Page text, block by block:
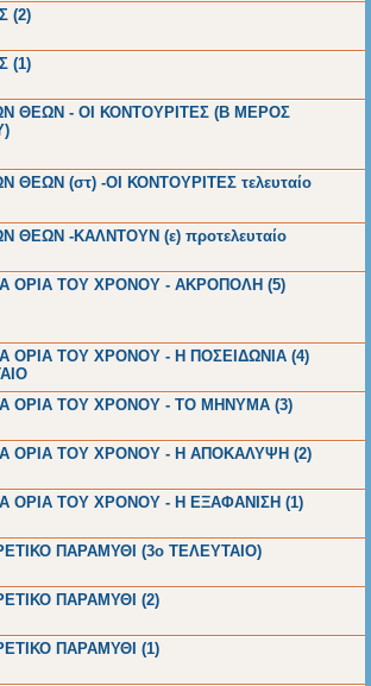
(2)
(1)
ΘΕΩΝ - ΟΙ ΚΟΝΤΟΥΡΙΤΕΣ (Β ΜΕΡΟΣ
ΘΕΩΝ (στ) -ΟΙ ΚΟΝΤΟΥΡΙΤΕΣ τελευταίο
ΘΕΩΝ -ΚΑΛΝΤΟΥΝ (ε) προτελευταίο
ΟΡΙΑ ΤΟΥ ΧΡΟΝΟΥ - ΑΚΡΟΠΟΛΗ (5)
ΟΡΙΑ ΤΟΥ ΧΡΟΝΟΥ - Η ΠΟΣΕΙΔΩΝΙΑ (4)
ΟΡΙΑ ΤΟΥ ΧΡΟΝΟΥ - ΤΟ ΜΗΝΥΜΑ (3)
ΟΡΙΑ ΤΟΥ ΧΡΟΝΟΥ - Η ΑΠΟΚΑΛΥΨΗ (2)
ΟΡΙΑ ΤΟΥ ΧΡΟΝΟΥ - Η ΕΞΑΦΑΝΙΣΗ (1)
ΠΑΡΑΜΥΘΙ (3ο ΤΕΛΕΥΤΑΙΟ)
ΠΑΡΑΜΥΘΙ (2)
ΠΑΡΑΜΥΘΙ (1)